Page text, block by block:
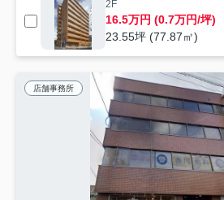
2F
16.5万円 (0.7万円/坪)
23.55坪 (77.87㎡)
店舗事務所